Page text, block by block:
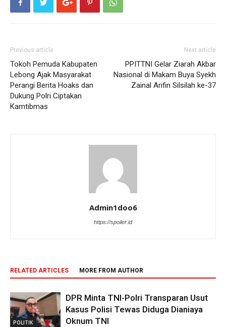
Previous article
Tokoh Pemuda Kabupaten
Lebong Ajak Masyarakat
Perangi Berita Hoaks dan
Dukung Polri Ciptakan
Kamtibmas
Next article
PPITTNI Gelar Ziarah Akbar
Nasional di Makam Buya Syekh
Zainal Arifin Silsilah ke-37
Admin1doo6
https://spoiler.id
RELATED ARTICLES MORE FROM AUTHOR
POLITIK
DPR Minta TNI-Polri Transparan Usut
Kasus Polisi Tewas Diduga Dianiaya
Oknum TNI